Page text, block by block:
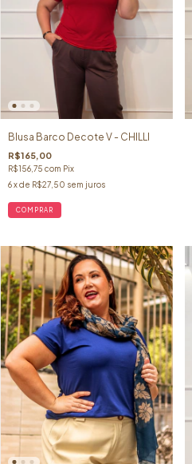
Blusa Barco Decote V - CHILLI
R$165,00
R$156,75 com Pix
6x de R$27,50 sem juros
COMPRAR